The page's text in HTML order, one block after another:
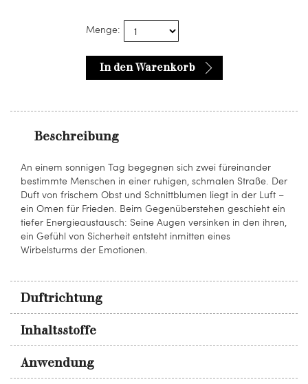
Menge:
In den Warenkorb
Beschreibung
An einem sonnigen Tag begegnen sich zwei füreinander
bestimmte Menschen in einer ruhigen, schmalen Straße. Der
Duft von frischem Obst und Schnittblumen liegt in der Luft –
ein Omen für Frieden. Beim Gegenüberstehen geschieht ein
tiefer Energieaustausch: Seine Augen versinken in den ihren,
ein Gefühl von Sicherheit entsteht inmitten eines
Wirbelsturms der Emotionen.
Duftrichtung
Inhaltsstoffe
Anwendung